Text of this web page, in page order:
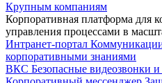
Крупным компаниям
Корпоративная платформа для
управления процессами в
Интранет-портал
корпоративными знаниями
ВКС Безопасные видеозвонки